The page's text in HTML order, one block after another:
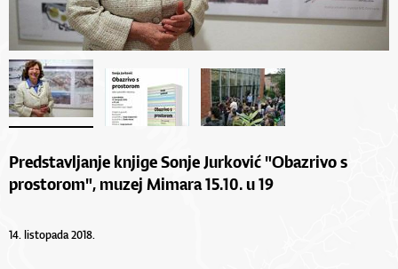
Predstavljanje knjige Sonje Jurković "Obazrivo s
prostorom", muzej Mimara 15.10. u 19
14. listopada 2018.